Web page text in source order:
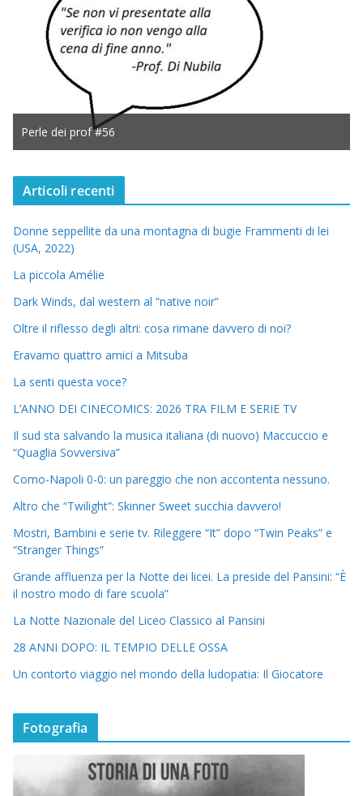
Perle dei prof #56
Articoli recenti
Donne seppellite da una montagna di bugie Frammenti di lei
(USA, 2022)
La piccola Amélie
Dark Winds, dal western al “native noir”
Oltre il riflesso degli altri: cosa rimane davvero di noi?
Eravamo quattro amici a Mitsuba
La senti questa voce?
L’ANNO DEI CINECOMICS: 2026 TRA FILM E SERIE TV
Il sud sta salvando la musica italiana (di nuovo) Maccuccio e
“Quaglia Sovversiva”
Como-Napoli 0-0: un pareggio che non accontenta nessuno.
Altro che “Twilight”: Skinner Sweet succhia davvero!
Mostri, Bambini e serie tv. Rileggere “It” dopo “Twin Peaks” e
“Stranger Things”
Grande affluenza per la Notte dei licei. La preside del Pansini: “È
il nostro modo di fare scuola”
La Notte Nazionale del Liceo Classico al Pansini
28 ANNI DOPO: IL TEMPIO DELLE OSSA
Un contorto viaggio nel mondo della ludopatia: Il Giocatore
Fotografia